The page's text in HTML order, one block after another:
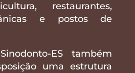
restaurantes,
e postos de
ES também
uma estrutura